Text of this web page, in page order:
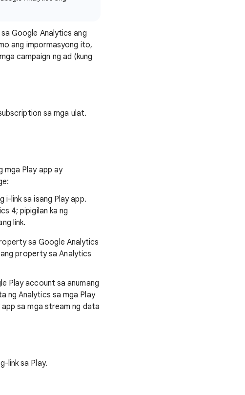
Google Analytics ang
ang impormasyong ito,
campaign ng ad (kung
sa mga ulat.
mga Play app ay
i-link sa isang Play app.
4; pipigilan ka ng
link.
sa Google Analytics
property sa Analytics
Play account sa anumang
ng Analytics sa mga Play
sa mga stream ng data
link sa Play.